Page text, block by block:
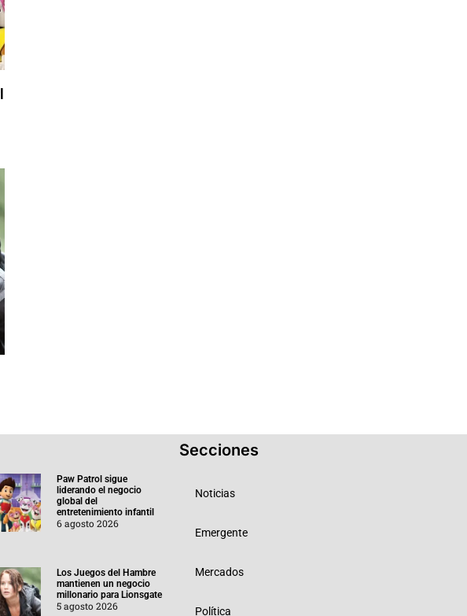
Paw Patrol sigue
liderando el negocio
global del
entretenimiento infantil
6 agosto 2026
Los Juegos del Hambre
mantienen un negocio
millonario para Lionsgate
5 agosto 2026
Secciones
Noticias
Emergente
Mercados
Política